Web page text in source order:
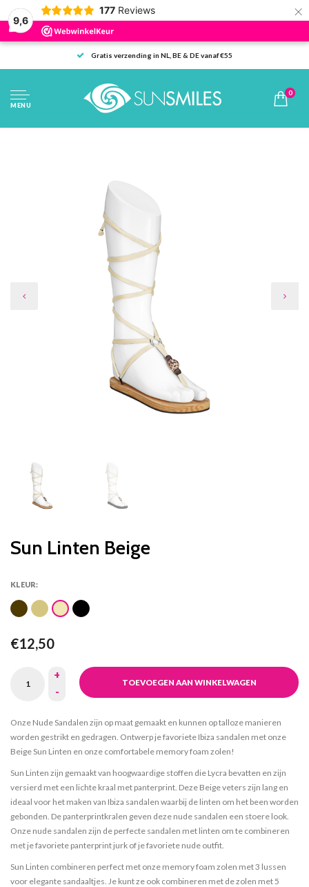
9,6
177 Reviews ×
Gratis verzending in NL, BE & DE vanaf €55
MENU
0
Sun Linten Beige
KLEUR:
€12,50
+
-
TOEVOEGEN AAN WINKELWAGEN
Onze Nude Sandalen zijn op maat gemaakt en kunnen op talloze manieren
worden gestrikt en gedragen. Ontwerp je favoriete Ibiza sandalen met onze
Beige Sun Linten en onze comfortabele memory foam zolen!
Sun Linten zijn gemaakt van hoogwaardige stoffen die Lycra bevatten en zijn
versierd met een lichte kraal met panterprint. Deze Beige veters zijn lang en
ideaal voor het maken van Ibiza sandalen waarbij de linten om het been worden
gebonden. De panterprintkralen geven deze nude sandalen een stoere look.
Onze nude sandalen zijn de perfecte sandalen met linten om te combineren
met je favoriete panterprint jurk of je favoriete nude outfit.
Sun Linten combineren perfect met onze memory foam zolen met 3 lussen
voor elegante sandaaltjes. Je kunt ze ook combineren met de zolen met 5